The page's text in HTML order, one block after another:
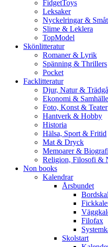
FidgetToys
Leksaker
Nyckelringar &
Slime & Leklera
TopModel
Skönlitteratur
Romaner & Lyrik
Spänning & Thrillers
Pocket
Facklitteratur
Djur, Natur &
Ekonomi & Samhälle
Foto, Konst & Teater
Hantverk & Hobby
Historia
Hälsa, Sport & Fritid
Mat & Dryck
Memoarer &
Religion, Filosofi &
Non books
Kalendrar
Årsbundet
Filofax
Skolstart